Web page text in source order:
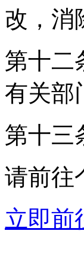
改，消
第十二
有关部
第十三
请前往
立即前